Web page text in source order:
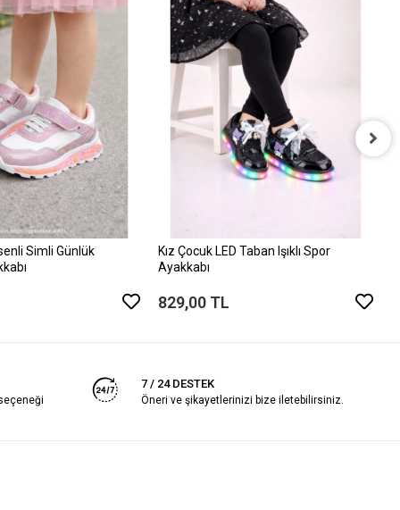
Simli Günlük
Kız Çocuk LED Taban Işıklı Spor
Ayakkabı
829,00 TL
7 / 24 DESTEK
Öneri ve şikayetlerinizi bize iletebilirsiniz.